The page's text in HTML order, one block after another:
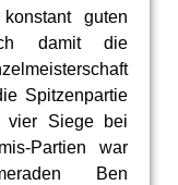
guten
damit die
Spitzenpartie
vier Siege bei
Partien war
Ben